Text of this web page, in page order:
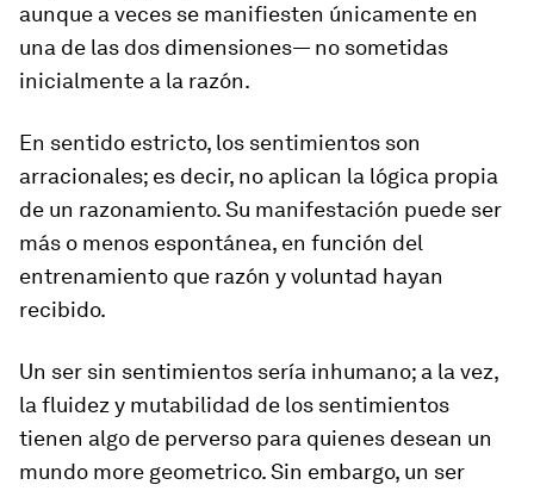
aunque a veces se manifiesten únicamente en
una de las dos dimensiones— no sometidas
inicialmente a la razón.
En sentido estricto, los sentimientos son
arracionales; es decir, no aplican la lógica propia
de un razonamiento. Su manifestación puede ser
más o menos espontánea, en función del
entrenamiento que razón y voluntad hayan
recibido.
Un ser sin sentimientos sería inhumano; a la vez,
la fluidez y mutabilidad de los sentimientos
tienen algo de perverso para quienes desean un
mundo more geometrico. Sin embargo, un ser